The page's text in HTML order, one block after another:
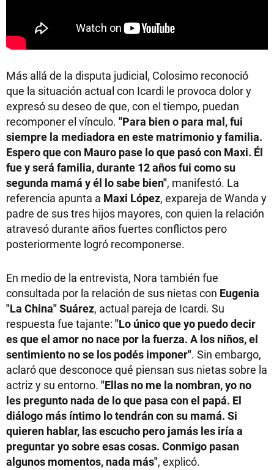
Más allá de la disputa judicial, Colosimo reconoció
que la situación actual con Icardi le provoca dolor y
expresó su deseo de que, con el tiempo, puedan
recomponer el vínculo. "Para bien o para mal, fui
siempre la mediadora en este matrimonio y familia.
Espero que con Mauro pase lo que pasó con Maxi. Él
fue y será familia, durante 12 años fui como su
segunda mamá y él lo sabe bien", manifestó. La
referencia apunta a Maxi López, expareja de Wanda y
padre de sus tres hijos mayores, con quien la relación
atravesó durante años fuertes conflictos pero
posteriormente logró recomponerse.
En medio de la entrevista, Nora también fue
consultada por la relación de sus nietas con Eugenia
"La China" Suárez, actual pareja de Icardi. Su
respuesta fue tajante: "Lo único que yo puedo decir
es que el amor no nace por la fuerza. A los niños, el
sentimiento no se los podés imponer". Sin embargo,
aclaró que desconoce qué piensan sus nietas sobre la
actriz y su entorno. "Ellas no me la nombran, yo no
les pregunto nada de lo que pasa con el papá. El
diálogo más íntimo lo tendrán con su mamá. Si
quieren hablar, las escucho pero jamás les iría a
preguntar yo sobre esas cosas. Conmigo pasan
algunos momentos, nada más", explicó.